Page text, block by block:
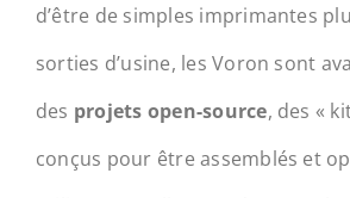
d’être de simples imprimantes
sorties d’usine, les Voron sont
des projets open-source, des «
conçus pour être assemblés et